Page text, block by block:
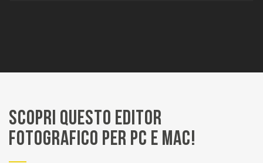
Scopri questo editor
fotografico per PC e Mac!